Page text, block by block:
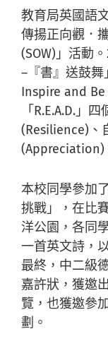
教育局英國語
傳揚正向觀．
(SOW)」活動
–『書』送鼓舞
Inspire and
「R.E.A.D.」
(Resilience)、
(Appreciation)
本校同學參加
挑戰」，在比
洋公園，各同
一首英文詩，
最終，中二級
嘉許狀，獲邀
覽，也獲邀參
劃。